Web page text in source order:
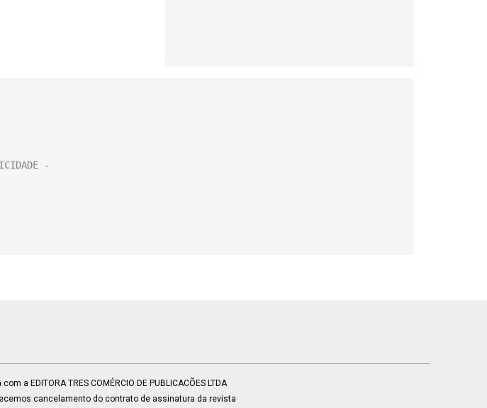
a EDITORA TRES COMÉRCIO DE PUBLICACÕES LTDA
cancelamento do contrato de assinatura da revista